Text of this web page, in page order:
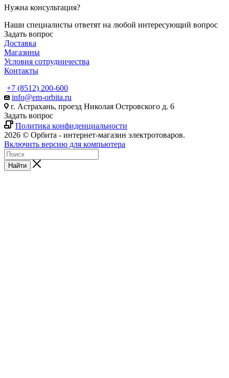
Нужна консультация?
Наши специалисты ответят на любой интересующий вопрос
Задать вопрос
Доставка
Магазины
Условия сотрудничества
Контакты
+7 (8512) 200-600
info@em-orbita.ru
г. Астрахань, проезд Николая Островского д. 6
Задать вопрос
Политика конфиденциальности
2026 © Орбита - интернет-магазин электротоваров.
Включить версию для компьютера
Найти